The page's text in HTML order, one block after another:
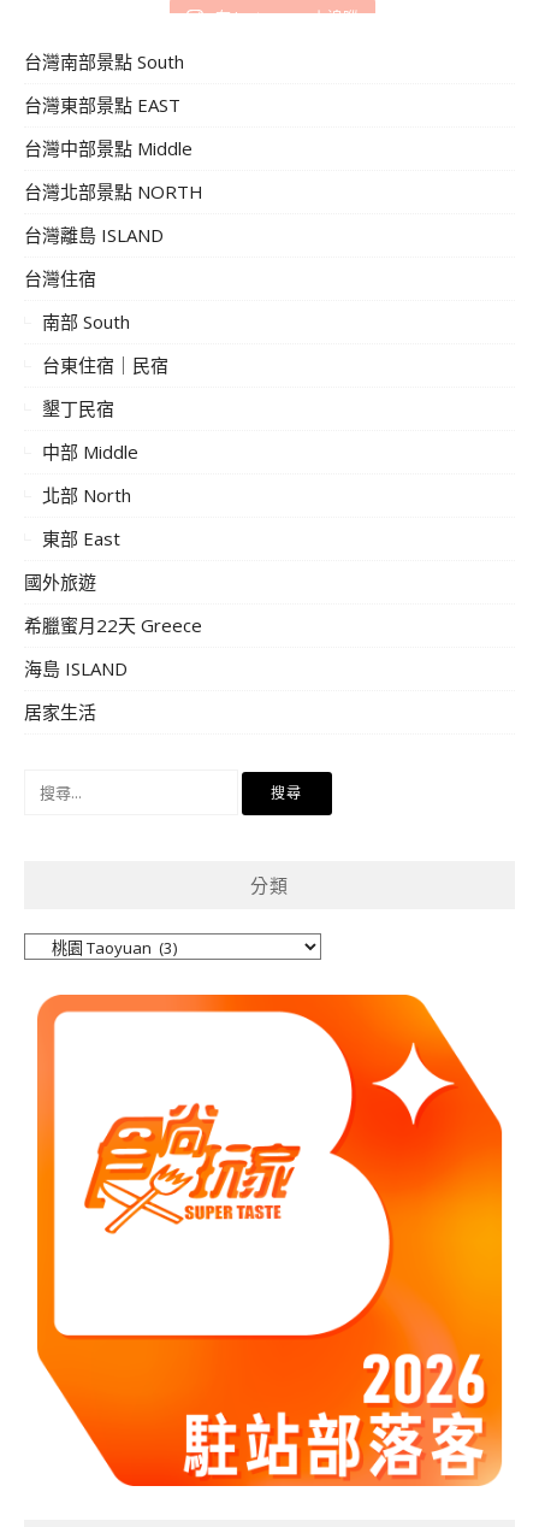
在 Instagram 上追蹤
台灣南部景點 South
台灣東部景點 EAST
台灣中部景點 Middle
台灣北部景點 NORTH
台灣離島 ISLAND
台灣住宿
南部 South
台東住宿｜民宿
墾丁民宿
中部 Middle
北部 North
東部 East
國外旅遊
希臘蜜月22天 Greece
海島 ISLAND
居家生活
分類